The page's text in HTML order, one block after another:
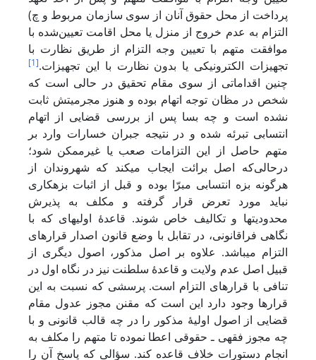
پرداخت از محل حقوق آنان از سوی سازمان مربوط و چ)
التزام به عدم خروج از منزل یا محل اقامت تعیین‌شده با
موافقت متهم با تعیین وجه التزام از طریق نظارت با
تجهیزات الکترونیکی یا بدون نظارت با این تجهیزات.[1]
چنین اقداماتی از سوی مقام تحقیق در حالی است که
شخص در مظان توجه اتهام بوده و هنوز مجرمیتش ثابت
نشده است و چه بسا پس از بررسی قضایی از اتهام
انتسابی تبرئه شده و در نتیجه جبران خسارات وارد بر
متهم حاصل از این التزامات صعب یا غیرممکن شود؛
درحالی‌که اصل برائت ایجاب می‏کند که شهروندان از
هرگونه بزه انتسابی مبرّا بوده و قبل از اثبات بزهکاری
نباید مورد تعرض قرار گرفته و مکلف به پذیرش
محدودیت‏ها و تکالیف خاص شوند. قاعدۀ اولیه‏ای که با
نگاهی فراقانونی، در تقابل با وضع قانون اصدار قرارهای
التزام می‏باشد. علاوه بر اصل مذکور، اصول دیگری از
قبیل اصل عدم ولایت و قاعدۀ سلطنت نیز در نگاه اول در
تنافی با قرارهای التزام است. پرسشی که نسبت به این
قرارها وجود دارد این است که مقنن مجوز عدول مقام
قضایی از اصول اولیۀ مذکور را در چه قالب قانونی و با
چه مجوز فقهی ـ حقوقی اعطا نموده تا متهم را مکلف به
انجام دستورات خلاف قاعده کند. سؤالی که پاسخ آن را